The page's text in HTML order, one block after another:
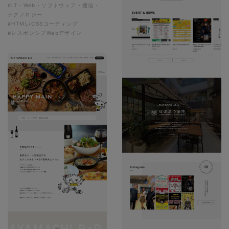
#IT・Web・ソフトウェア・通信・
テクノロジー
#HTML/CSSコーディング
#レスポンシブWebデザイン